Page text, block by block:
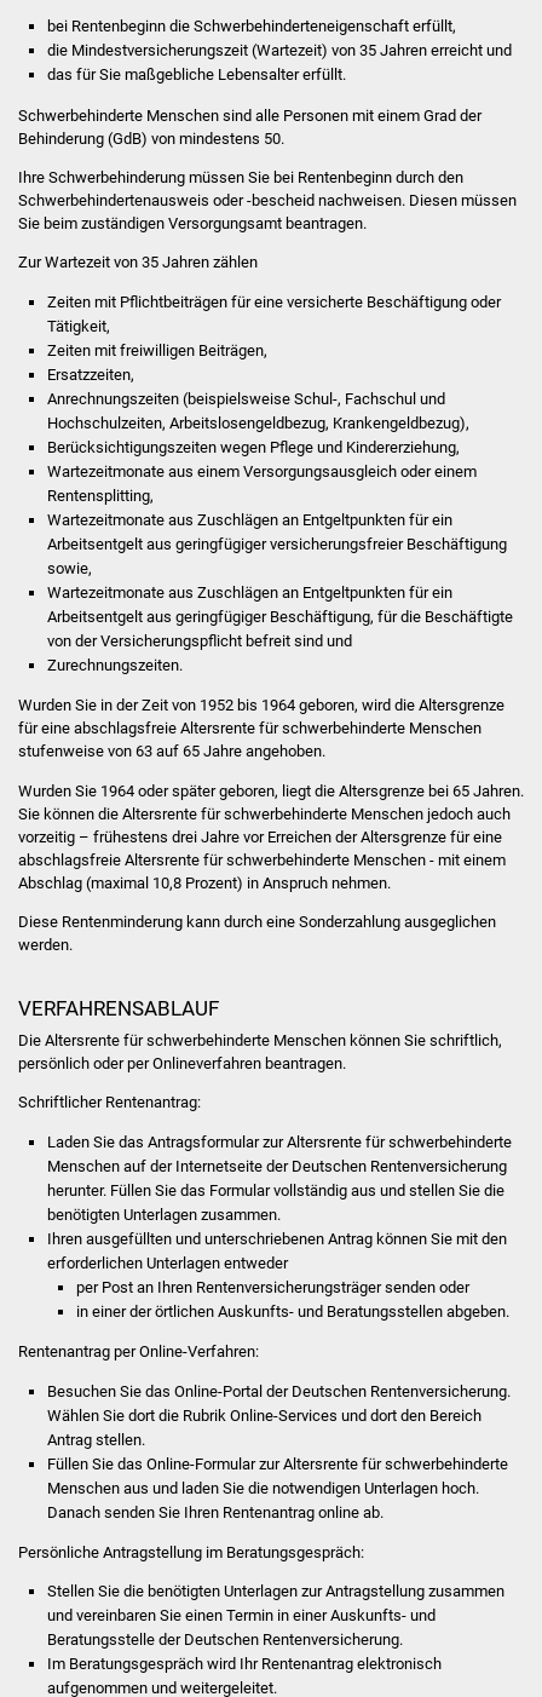
Bürger & Service
Was erledige ich wo
Dienstleistungen
Lebenslagen
Bildung
Schulen
Kindergärten
Volkshochschule
Kirchen
Lokale Agenda
Jugendhaus
Stadtwerke
NETZMonitor
Gesundheit und Notfall
Ärzte und Apotheken
Hitzewarnung / UV-
Index
ÖPNV
Abfall und Entsorgung
Kultur & Freizeit
bei Rentenbeginn die Schwerbehinderteneigenschaft erfüllt,
die Mindestversicherungszeit (Wartezeit) von 35 Jahren erreicht und
das für Sie maßgebliche Lebensalter erfüllt.
Schwerbehinderte Menschen sind alle Personen mit einem Grad der
Behinderung (GdB) von mindestens 50.
Ihre Schwerbehinderung müssen Sie bei Rentenbeginn durch den
Schwerbehindertenausweis oder -bescheid nachweisen. Diesen müssen
Sie beim zuständigen Versorgungsamt beantragen.
Zur Wartezeit von 35 Jahren zählen
Zeiten mit Pflichtbeiträgen für eine versicherte Beschäftigung oder
Tätigkeit,
Zeiten mit freiwilligen Beiträgen,
Ersatzzeiten,
Anrechnungszeiten (beispielsweise Schul-, Fachschul und
Hochschulzeiten, Arbeitslosengeldbezug, Krankengeldbezug),
Berücksichtigungszeiten wegen Pflege und Kindererziehung,
Wartezeitmonate aus einem Versorgungsausgleich oder einem
Rentensplitting,
Wartezeitmonate aus Zuschlägen an Entgeltpunkten für ein
Arbeitsentgelt aus geringfügiger versicherungsfreier Beschäftigung
sowie,
Wartezeitmonate aus Zuschlägen an Entgeltpunkten für ein
Arbeitsentgelt aus geringfügiger Beschäftigung, für die Beschäftigte
von der Versicherungspflicht befreit sind und
Zurechnungszeiten.
Wurden Sie in der Zeit von 1952 bis 1964 geboren, wird die Altersgrenze
für eine abschlagsfreie Altersrente für schwerbehinderte Menschen
stufenweise von 63 auf 65 Jahre angehoben.
Wurden Sie 1964 oder später geboren, liegt die Altersgrenze bei 65 Jahren.
Sie können die Altersrente für schwerbehinderte Menschen jedoch auch
vorzeitig – frühestens drei Jahre vor Erreichen der Altersgrenze für eine
abschlagsfreie Altersrente für schwerbehinderte Menschen - mit einem
Abschlag (maximal 10,8 Prozent) in Anspruch nehmen.
Diese Rentenminderung kann durch eine Sonderzahlung ausgeglichen
werden.
VERFAHRENSABLAUF
Die Altersrente für schwerbehinderte Menschen können Sie schriftlich,
persönlich oder per Onlineverfahren beantragen.
Schriftlicher Rentenantrag:
Laden Sie das Antragsformular zur Altersrente für schwerbehinderte
Menschen auf der Internetseite der Deutschen Rentenversicherung
herunter. Füllen Sie das Formular vollständig aus und stellen Sie die
benötigten Unterlagen zusammen.
Ihren ausgefüllten und unterschriebenen Antrag können Sie mit den
erforderlichen Unterlagen entweder
per Post an Ihren Rentenversicherungsträger senden oder
in einer der örtlichen Auskunfts- und Beratungsstellen abgeben.
Rentenantrag per Online-Verfahren:
Besuchen Sie das Online-Portal der Deutschen Rentenversicherung.
Wählen Sie dort die Rubrik Online-Services und dort den Bereich
Antrag stellen.
Füllen Sie das Online-Formular zur Altersrente für schwerbehinderte
Menschen aus und laden Sie die notwendigen Unterlagen hoch.
Danach senden Sie Ihren Rentenantrag online ab.
Persönliche Antragstellung im Beratungsgespräch:
Stellen Sie die benötigten Unterlagen zur Antragstellung zusammen
und vereinbaren Sie einen Termin in einer Auskunfts- und
Beratungsstelle der Deutschen Rentenversicherung.
Im Beratungsgespräch wird Ihr Rentenantrag elektronisch
aufgenommen und weitergeleitet.